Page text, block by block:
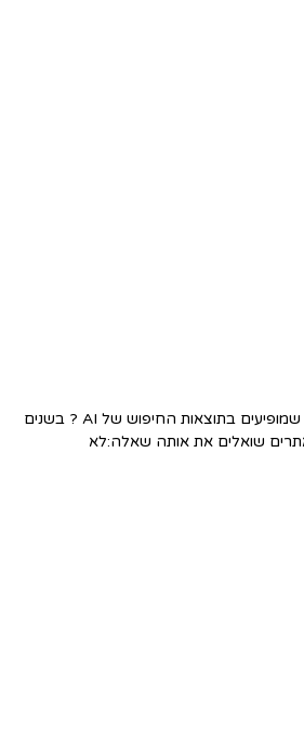
איך הופכים להיות האתרים שמופיעים בתוצאות החיפוש של AI ? בשנים
אתרים שואלים את אותה שאלה:לא